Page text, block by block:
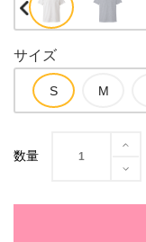
サイズ
数量